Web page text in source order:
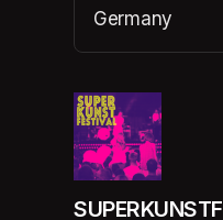
Germany
(opens in a